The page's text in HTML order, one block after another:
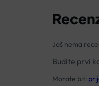
Još nema
Budite prvi
Morate biti